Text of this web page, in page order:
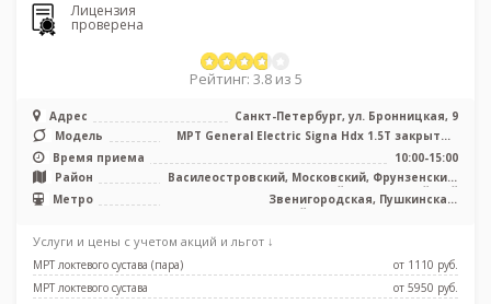
Лицензия
проверена
Рейтинг: 3.8 из 5
Адрес
Санкт-Петербург, ул. Бронницкая, 9
Модель
МРТ General Electric Signa Hdx 1.5T закрытый
тип, КТ Somatom Emotion 1 ...
Время приема
10:00-15:00
Район
Василеостровский, Московский, Фрунзенский,
Центральный, Адмиралтейский
Метро
Звенигородская, Пушкинская,
Технологический институт, Фрунзенская
Услуги и цены с учетом акций и льгот ↓
МРТ локтевого сустава (пара)
от 1110 pуб.
МРТ локтевого сустава
от 5950 pуб.